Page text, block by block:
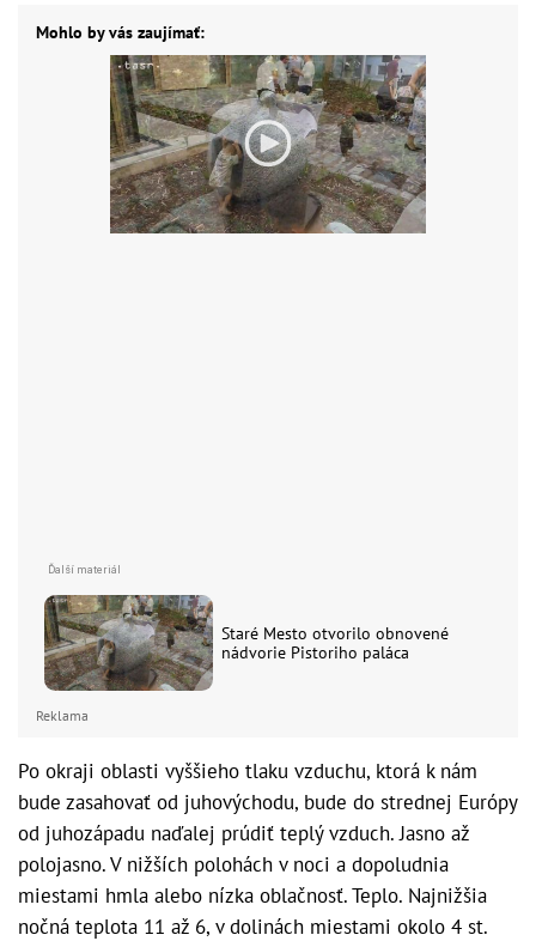
Mohlo by vás zaujímať:
Staré Mesto otvorilo obnovené
nádvorie Pistoriho paláca
Reklama
Po okraji oblasti vyššieho tlaku vzduchu, ktorá k nám
bude zasahovať od juhovýchodu, bude do strednej Európy
od juhozápadu naďalej prúdiť teplý vzduch. Jasno až
polojasno. V nižších polohách v noci a dopoludnia
miestami hmla alebo nízka oblačnosť. Teplo. Najnižšia
nočná teplota 11 až 6, v dolinách miestami okolo 4 st.